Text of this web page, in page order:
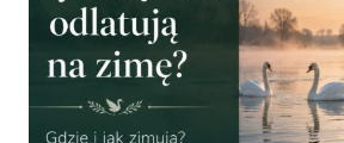
REGIONY
MIEJSCA
OBSERWACJI